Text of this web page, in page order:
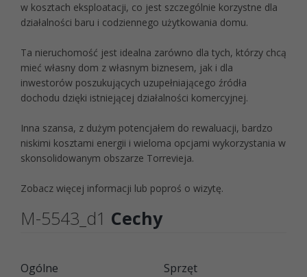
w kosztach eksploatacji, co jest szczególnie korzystne dla
działalności baru i codziennego użytkowania domu.
Ta nieruchomość jest idealna zarówno dla tych, którzy chcą
mieć własny dom z własnym biznesem, jak i dla
inwestorów poszukujących uzupełniającego źródła
dochodu dzięki istniejącej działalności komercyjnej.
Inna szansa, z dużym potencjałem do rewaluacji, bardzo
niskimi kosztami energii i wieloma opcjami wykorzystania w
skonsolidowanym obszarze Torrevieja.
Zobacz więcej informacji lub poproś o wizytę.
M-5543_d1 Cechy
Ogólne Sprzęt